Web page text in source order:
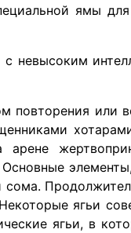
ямы
невысоким
повторения или
ягьи
ягьи, в